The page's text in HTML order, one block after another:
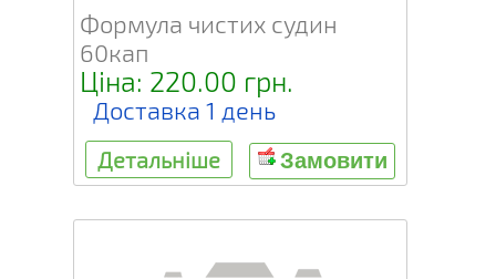
Формула чистих судин
60кап
Ціна: 220.00 грн.
Доставка 1 день
Детальніше Замовити